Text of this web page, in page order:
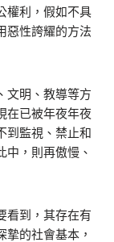
權利，假如不具
惡性誇耀的方法
文明、教導等方
在已被年夜年夜
到監視、禁止和
中，則再傲慢、
看到，其存在有
的社會基本，